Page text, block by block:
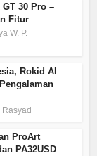
30 Pro –
Fitur
W. P.
Rokid AI
Rasyad
ProArt
PA32USD